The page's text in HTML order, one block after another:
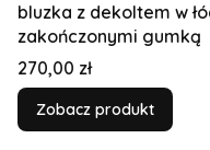
bluzka z dekoltem w
zakończonymi gumką
Cena
270,00 zł
Zobacz produkt